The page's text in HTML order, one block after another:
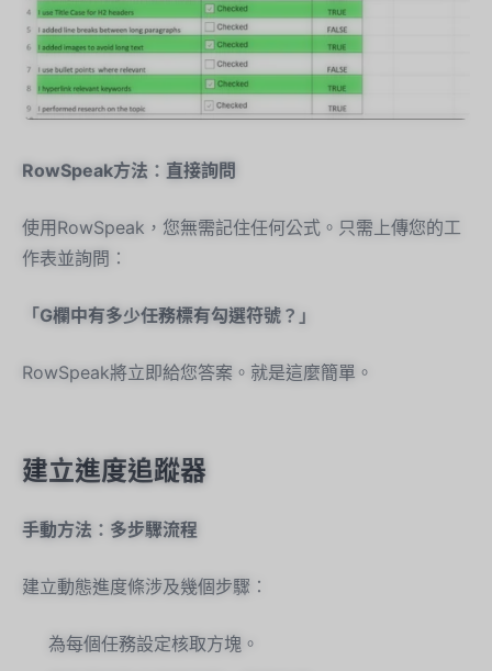
RowSpeak方法：直接詢問
使用RowSpeak，您無需記住任何公式。只需上傳您的工
作表並詢問：
「G欄中有多少任務標有勾選符號？」
RowSpeak將立即給您答案。就是這麼簡單。
建立進度追蹤器
手動方法：多步驟流程
建立動態進度條涉及幾個步驟：
為每個任務設定核取方塊。